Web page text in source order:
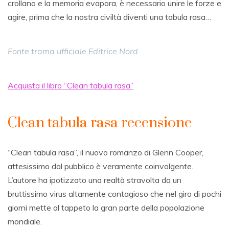
crollano e la memoria evapora, è necessario unire le forze e
agire, prima che la nostra civiltà diventi una tabula rasa…
Fonte trama ufficiale Editrice Nord
Acquista il libro “Clean tabula rasa”
Clean tabula rasa recensione
“Clean tabula rasa”, il nuovo romanzo di Glenn Cooper,
attesissimo dal pubblico è veramente coinvolgente.
L’autore ha ipotizzato una realtà stravolta da un
bruttissimo virus altamente contagioso che nel giro di pochi
giorni mette al tappeto la gran parte della popolazione
mondiale.